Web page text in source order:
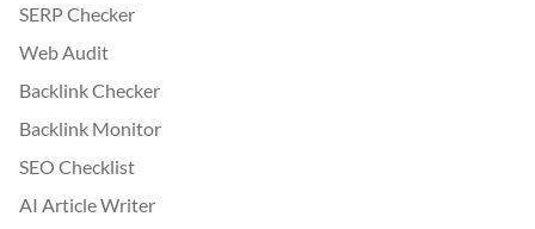
SERP Checker
Web Audit
Backlink Checker
Backlink Monitor
SEO Checklist
AI Article Writer